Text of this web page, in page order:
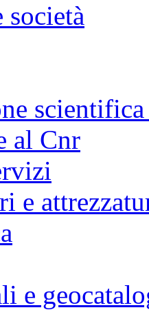
società
al Cnr
e
e